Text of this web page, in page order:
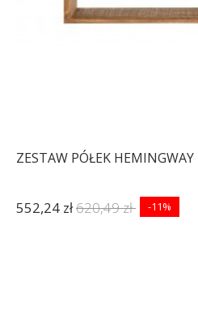
ZESTAW PÓŁEK
552,24 zł620,49 zł -11%